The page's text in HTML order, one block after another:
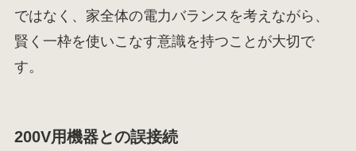
ではなく、家全体の電力バランスを考えながら、
賢く一枠を使いこなす意識を持つことが大切で
す。
200V用機器との誤接続